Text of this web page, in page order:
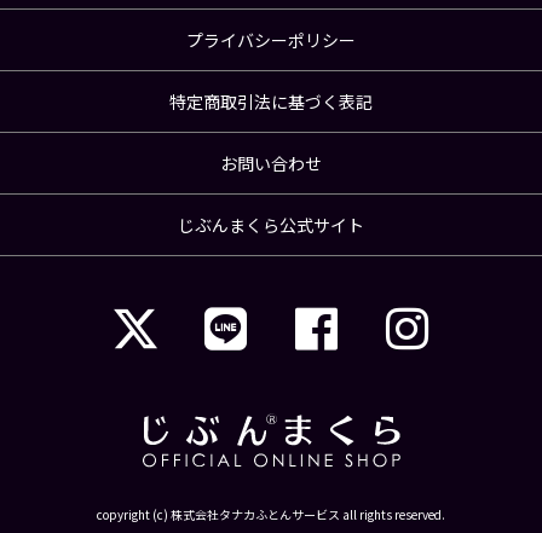
プライバシーポリシー
特定商取引法に基づく表記
お問い合わせ
じぶんまくら公式サイト
copyright (c) 株式会社タナカふとんサービス all rights reserved.